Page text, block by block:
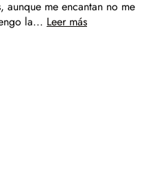
me encantan no me
la... Leer más